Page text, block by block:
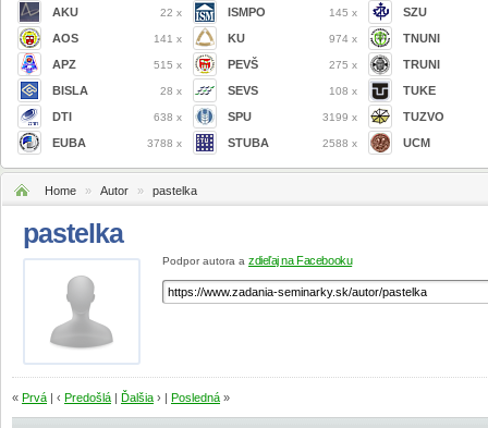
AKU 22 x
AOS 141 x
APZ 515 x
BISLA 28 x
DTI 638 x
EUBA 3788 x
ISMPO 145 x
KU 974 x
PEVŠ 275 x
SEVS 108 x
SPU 3199 x
STUBA 2588 x
SZU
TNUNI
TRUNI
TUKE
TUZVO
UCM
Home » Autor » pastelka
pastelka
Podpor autora a zdieľaj na Facebooku
« Prvá | ‹ Predošlá | Ďalšia › | Posledná »